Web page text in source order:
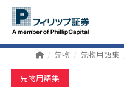
先物 先物用語集
先物用語集